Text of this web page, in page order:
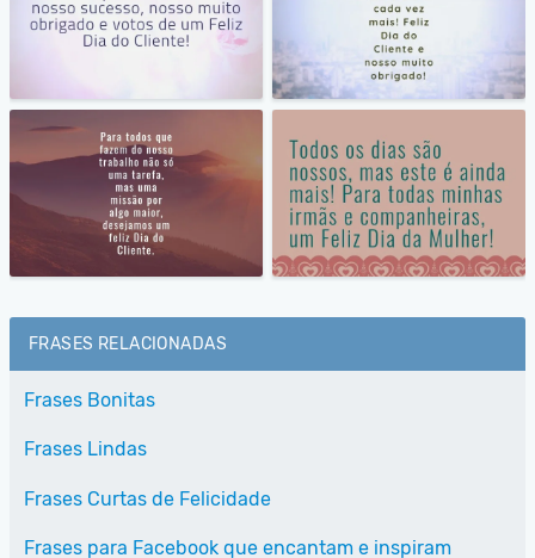
FRASES RELACIONADAS
Frases Bonitas
Frases Lindas
Frases Curtas de Felicidade
Frases para Facebook que encantam e inspiram